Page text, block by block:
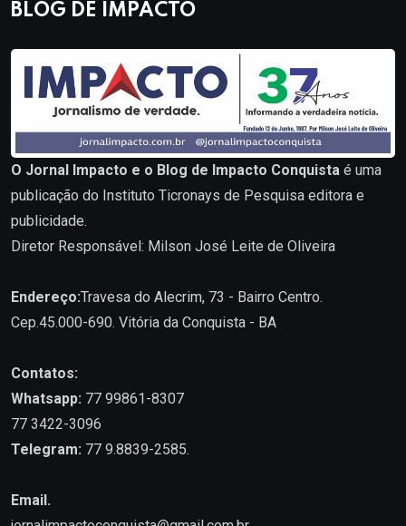
BLOG DE IMPACTO
O Jornal Impacto e o Blog de Impacto Conquista é uma
publicação do Instituto Ticronays de Pesquisa editora e
publicidade.
Diretor Responsável: Milson José Leite de Oliveira
Endereço:Travesa do Alecrim, 73 - Bairro Centro.
Cep.45.000-690. Vitória da Conquista - BA
Contatos:
Whatsapp: 77 99861-8307
77 3422-3096
Telegram: 77 9.8839-2585.
Email.